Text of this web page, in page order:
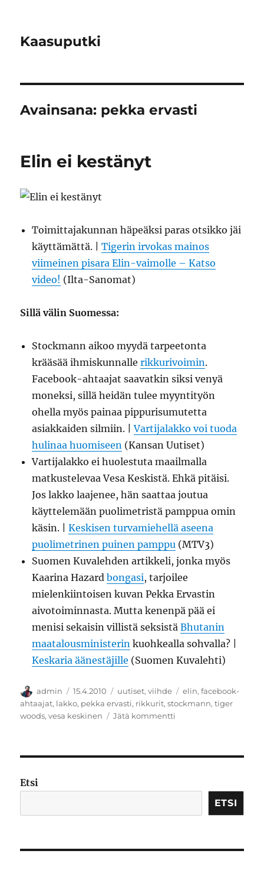
Kaasuputki
Avainsana: pekka ervasti
Elin ei kestänyt
Toimittajakunnan häpeäksi paras otsikko jäi
käyttämättä. |Tigerin irvokas mainos
viimeinen pisara Elin-vaimolle – Katso
video! (Ilta-Sanomat)
Sillä välin Suomessa:
Stockmann aikoo myydä tarpeetonta
krääsää ihmiskunnallerikkurivoimin.
Facebook-ahtaajat saavatkin siksi venyä
moneksi, sillä heidän tulee myyntityön
ohella myös painaa pippurisumutetta
asiakkaiden silmiin. |Vartijalakko voi tuoda
hulinaa huomiseen (Kansan Uutiset)
Vartijalakko ei huolestuta maailmalla
matkustelevaa Vesa Keskistä. Ehkä pitäisi.
Jos lakko laajenee, hän saattaa joutua
käyttelemään puolimetristä pamppua omin
käsin. |Keskisen turvamiehellä aseena
puolimetrinen puinen pamppu (MTV3)
Suomen Kuvalehden artikkeli, jonka myös
Kaarina Hazardbongasi, tarjoilee
mielenkiintoisen kuvan Pekka Ervastin
aivotoiminnasta. Mutta kenenpä pää ei
menisi sekaisin villistä seksistäBhutanin
maatalousministerin kuohkealla sohvalla? |
Keskaria äänestäjille (Suomen Kuvalehti)
Kirjoittaja
admin Julkaistu
15.4.2010 Kategoriat
uutiset,viihde Avainsanat
elin,facebook-
ahtaajat, lakko, pekka ervasti, rikkurit,stockmann,tiger
woods,vesa keskinen Jätä kommentti
Etsi
ETSI